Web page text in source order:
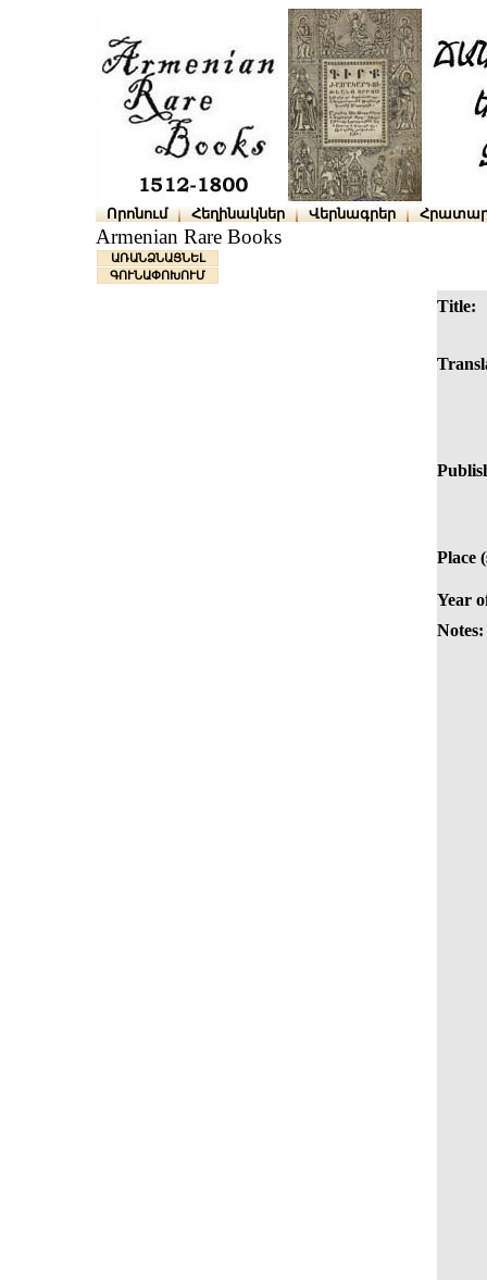
Որոնում Հեղինակներ Վերնագրեր
Armenian Rare Books
ԱՌԱՆՁՆԱՑՆԵԼ
ԳՈՒՆԱՓՈԽՈՒՄ
Title:
Place
Year
Notes: